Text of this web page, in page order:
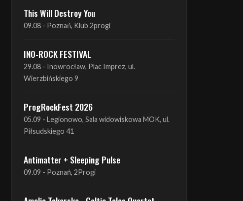
09.08 - Poznań, Klub 2progi
INO-ROCK FESTIVAL
Wierzbińskiego 9
ProgRockFest 2026
Piłsudskiego 41
09.09 - Poznań, 2Progi